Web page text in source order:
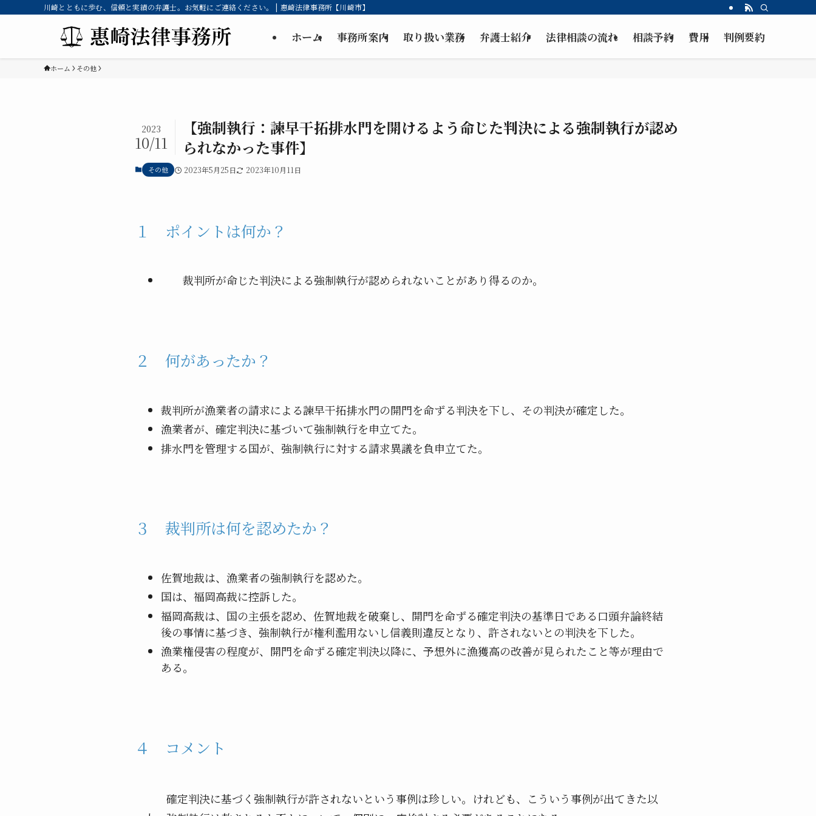
川崎とともに歩む、信頼と実績の弁護士。お気軽にご連絡ください。 | 惠崎法律事務所【川崎市】
ホーム 事務所案内 取り扱い業務 弁護士紹介 法律相談の流れ 相談予約 費用 判例要約
ホーム その他
【強制執行：諫早干拓排水門を開けるよう命じた判決による強制執行が認め
られなかった事件】
2023
10/11
その他 2023年5月25日 2023年10月11日
１ ポイントは何か？
裁判所が命じた判決による強制執行が認められないことがあり得るのか。
２ 何があったか？
裁判所が漁業者の請求による諫早干拓排水門の開門を命ずる判決を下し、その判決が確定した。
漁業者が、確定判決に基づいて強制執行を申立てた。
排水門を管理する国が、強制執行に対する請求異議を負申立てた。
３ 裁判所は何を認めたか？
佐賀地裁は、漁業者の強制執行を認めた。
国は、福岡高裁に控訴した。
福岡高裁は、国の主張を認め、佐賀地裁を破棄し、開門を命ずる確定判決の基準日である口頭弁論終結
後の事情に基づき、強制執行が権利濫用ないし信義則違反となり、許されないとの判決を下した。
漁業権侵害の程度が、開門を命ずる確定判決以降に、予想外に漁獲高の改善が見られたこと等が理由で
ある。
４ コメント
確定判決に基づく強制執行が許されないという事例は珍しい。けれども、こういう事例が出てきた以